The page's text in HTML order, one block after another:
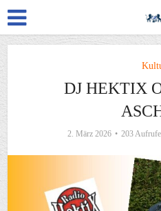
DJ HEKTIX
2. März 2026 203 Aufrufe